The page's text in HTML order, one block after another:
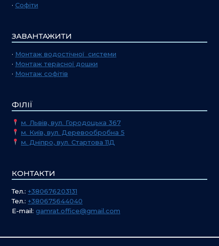
· Софіти
ЗАВАНТАЖИТИ
· Монтаж водостічної системи
· Монтаж терасної дошки
· Монтаж софітів
ФІЛІЇ
м. Львів, вул. Городоцька 367
м. Київ, вул. Деревообробна 5
м. Дніпро, вул. Стартова 11Д
КОНТАКТИ
Тел.: +380676203131
Тел.: +380675644040
E-mail: gamrat.office@gmail.com